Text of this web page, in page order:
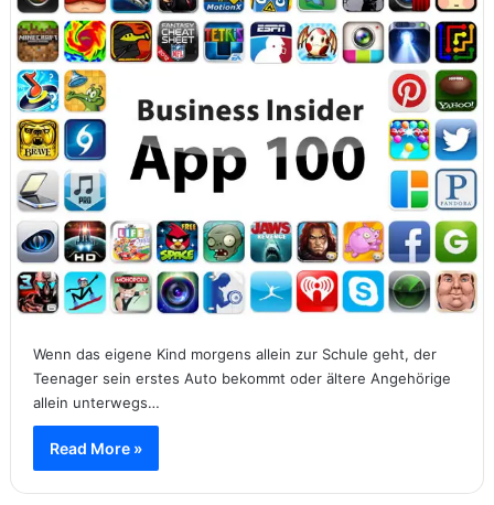
Wenn das eigene Kind morgens allein zur Schule geht, der
Teenager sein erstes Auto bekommt oder ältere Angehörige
allein unterwegs…
Read More »